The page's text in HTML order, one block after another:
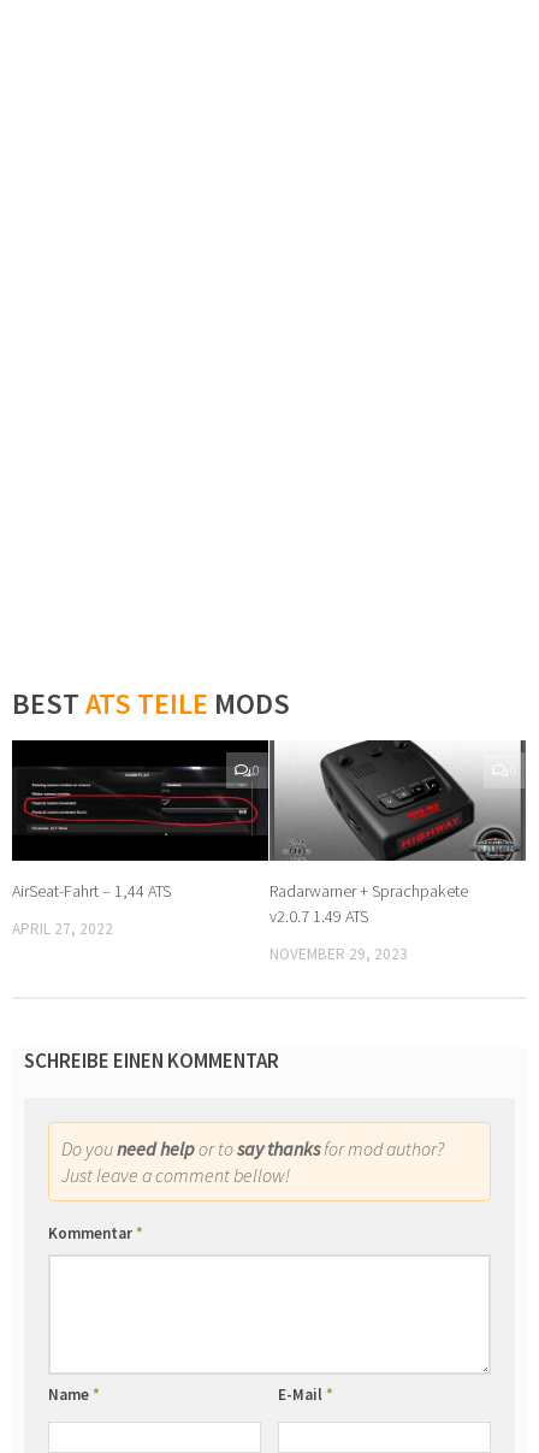
BESTATS TEILE MODS
0
AirSeat-Fahrt – 1,44 ATS
APRIL 27, 2022
Radarwarner + Sprachpakete
v2.0.7 1.49 ATS
NOVEMBER 29, 2023
SCHREIBE EINEN KOMMENTAR
Do youneed helpor tosay thanksfor mod author?
Just leave a comment bellow!
Kommentar*
Name* E-Mail*